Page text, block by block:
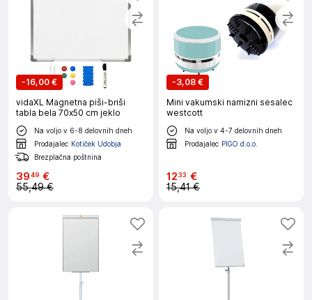
-16,00 €
vidaXL Magnetna piši-briši
tabla bela 70x50 cm jeklo
Na voljo v 6-8 delovnih dneh
Prodajalec Kotiček Udobja
Brezplačna poštnina
3949 €
55,49 €
-3,08 €
Mini vakumski namizni sesalec
westcott
Na voljo v 4-7 delovnih dneh
Prodajalec PIGO d.o.o.
1233 €
15,41 €